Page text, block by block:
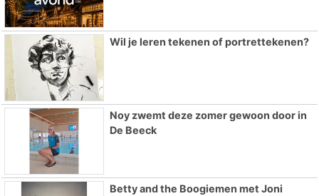
Wil je leren tekenen of portrettekenen?
Noy zwemt deze zomer gewoon door in
De Beeck
Betty and the Boogiemen met Joni